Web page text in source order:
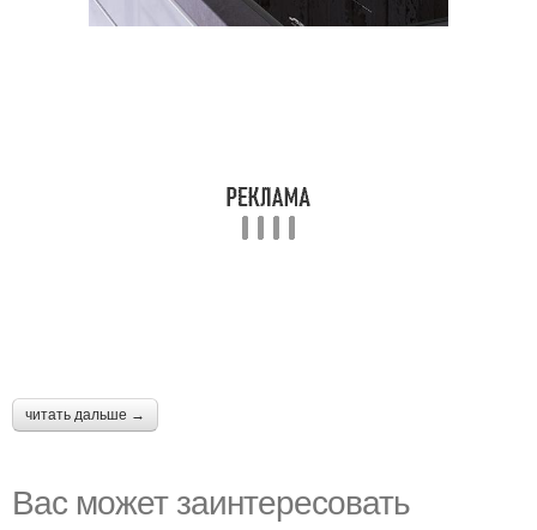
читать дальше →
Вас может заинтересовать